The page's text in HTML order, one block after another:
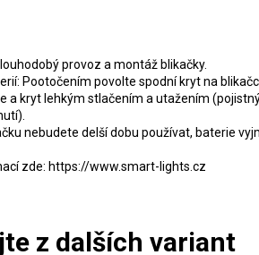
provoz a montáž blikačky.
Pootočením povolte spodní kryt na
a kryt lehkým stlačením a utažením
nebudete delší dobu používat, baterie
zde: https://www.smart-lights.cz